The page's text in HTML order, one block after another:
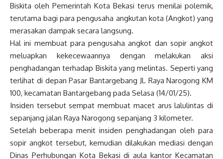
Biskita oleh Pemerintah Kota Bekasi terus menilai polemik,
terutama bagi para pengusaha angkutan kota (Angkot) yang
merasakan dampak secara langsung.
Hal ini membuat para pengusaha angkot dan sopir angkot
meluapkan kekecewaannya dengan melakukan aksi
penghadangan terhadap Biskita yang melintas. Seperti yang
terlihat di depan Pasar Bantargebang Jl. Raya Narogong KM
100, kecamatan Bantargebang pada Selasa (14/01/25).
Insiden tersebut sempat membuat macet arus lalulintas di
sepanjang jalan Raya Narogong sepanjang 3 kilometer.
Setelah beberapa menit insiden penghadangan oleh para
sopir angkot tersebut, kemudian dilakukan mediasi dengan
Dinas Perhubungan Kota Bekasi di aula kantor Kecamatan